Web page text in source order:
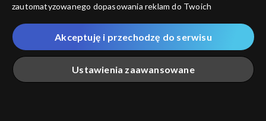
Kierunek Zachód
Kierunek Zachód
zautomatyzowanego dopasowania reklam do Twoich
które wskazujemy poniżej, a także zgody na udostępnianie
przez nas identyfikatora PPID do Google.
Twoje dane osobowe zbierane podczas odwiedzania przez
Ciebie naszych
poszczególnych serwisówzwanych dalej
„Portalem”, w tym informacje zapisywane za pomocą
Ustawienia zaawansowane
Akceptuję i przechodzę do serwisu